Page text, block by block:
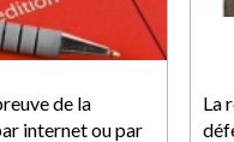
de la
internet ou par
La